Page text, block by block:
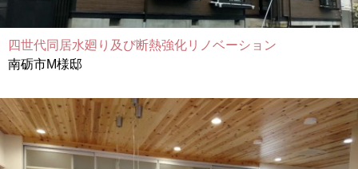
四世代同居水廻り及び断熱強化リノベーション
南砺市M様邸